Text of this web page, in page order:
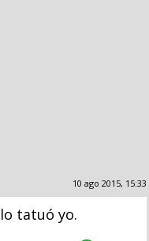
10 ago 2015, 15:33
tatuó yo.